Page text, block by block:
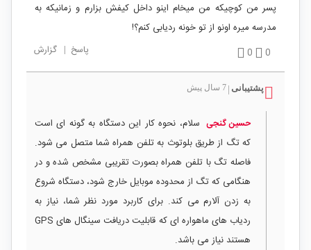
پسر من کوچیکه من میخام اینو داخل کیفش بزارم و زمانیکه به
مدرسه میره اونو از تو خونه ردیابی کنم؟!
0
0 پاسخ | گزارش
پشتیبانی 7 سال پیش
حسین گنجی سلام، نحوه کار این دستگاه به گونه ای است
که تگ از طریق بلوتوث به تلفن همراه شما متصل می شود.
فاصله تگ با تلفن همراه بصورت تقریبی مشخص شده و در
هنگامی که تگ از محدوده موبایل خارج شود، دستگاه شروع
به زدن آلارم می کند. برای کاربرد مورد نظر شما، نیاز به
ردیاب های ماهواره ای که قابلیت دریافت سینگال های GPS
هستند نیاز می باشد.